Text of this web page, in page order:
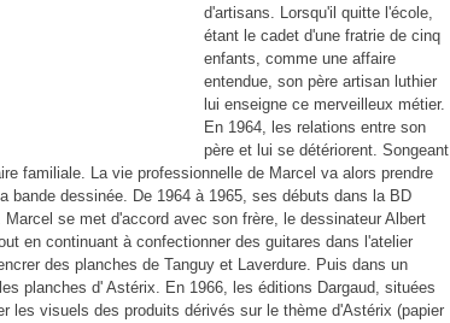
d'artisans. Lorsqu'il quitte l'école,
étant le cadet d'une fratrie de cinq
enfants, comme une affaire
entendue, son père artisan luthier
lui enseigne ce merveilleux métier.
En 1964, les relations entre son
père et lui se détériorent. Songeant
familiale. La vie professionnelle de Marcel va alors prendre
bande dessinée. De 1964 à 1965, ses débuts dans la BD
se met d'accord avec son frère, le dessinateur Albert
en continuant à confectionner des guitares dans l'atelier
des planches de Tanguy et Laverdure. Puis dans un
planches d' Astérix. En 1966, les éditions Dargaud, situées
les visuels des produits dérivés sur le thème d'Astérix (papier